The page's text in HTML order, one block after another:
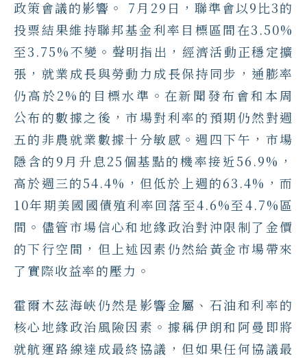
政策會議的影響。 7月29日，聯準會以9比3的
投票結果維持聯邦基金利率目標區間在3.50%
至3.75%不變。聲明指出，經濟活動正穩定擴
張，就業成長與勞動力成長保持同步，通膨率
仍高於2%的目標水準。在新聞發布會和本周
公布的數據之後，市場對利率的預期仍然對週
五的非農就業數據十分敏感。週四下午，市場
隱含的9月升息25個基點的機率接近56.9%，
高於週三的54.4%，但低於上週的63.4%，而
10年期美國國債殖利率回落至4.6%至4.7%區
間。儘管市場信心和地緣政治對沖限制了金價
的下行空間，但上述因素仍然給黃金市場帶來
了實際收益率的壓力。
霍爾木茲海峽仍然是影響金屬、石油和利率的
核心地緣政治風險因素。據稱伊朗和阿曼即將
就航運路線達成最終協議，但如果任何協議最